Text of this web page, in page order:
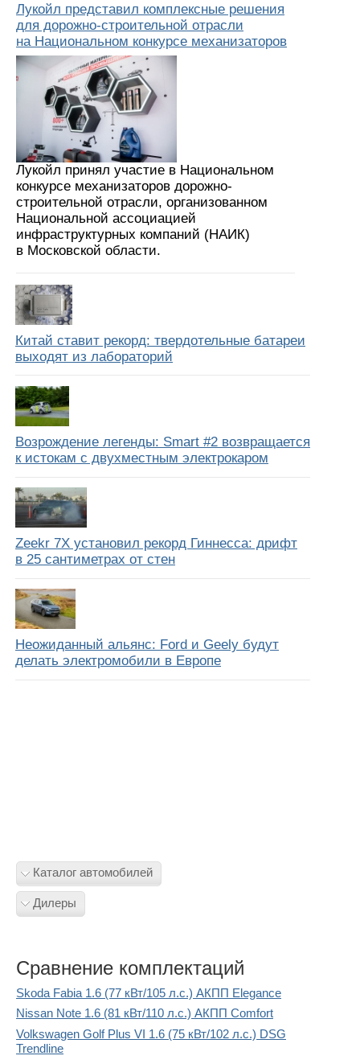
Лукойл представил комплексные решения
для дорожно-строительной отрасли
на Национальном конкурсе механизаторов
Лукойл принял участие в Национальном
конкурсе механизаторов дорожно-
строительной отрасли, организованном
Национальной ассоциацией
инфраструктурных компаний (НАИК)
в Московской области.
Китай ставит рекорд: твердотельные батареи
выходят из лабораторий
Возрождение легенды: Smart #2 возвращается
к истокам с двухместным электрокаром
Zeekr 7X установил рекорд Гиннесса: дрифт
в 25 сантиметрах от стен
Неожиданный альянс: Ford и Geely будут
делать электромобили в Европе
Каталог автомобилей
Дилеры
Сравнение комплектаций
Skoda Fabia 1.6 (77 кВт/105 л.с.) АКПП Elegance
Nissan Note 1.6 (81 кВт/110 л.с.) АКПП Comfort
Volkswagen Golf Plus VI 1.6 (75 кВт/102 л.с.) DSG
Trendline